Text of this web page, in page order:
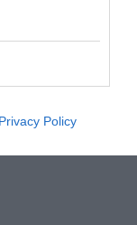
Privacy Policy